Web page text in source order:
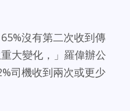
沒有第二次收到傳
大變化，」羅偉辦公
司機收到兩次或更少